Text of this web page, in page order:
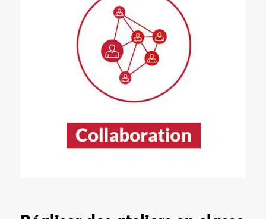
Apprendre à coopérer, développer l’écoute empathique, le débat
constructif et la recherche de solution collaboratives.